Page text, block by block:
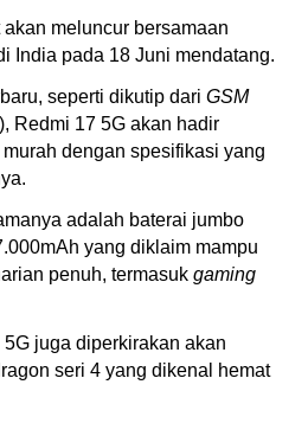
meluncur bersamaan
India pada 18 Juni mendatang.
seperti dikutip dari GSM
Redmi 17 5G akan hadir
murah dengan spesifikasi yang
adalah baterai jumbo
yang diklaim mampu
penuh, termasuk gaming
juga diperkirakan akan
seri 4 yang dikenal hemat